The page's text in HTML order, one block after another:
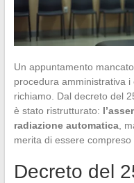
Un appuntamento
procedura amministrativa
richiamo. Dal decreto del
è stato ristrutturato:
radiazione automatica,
merita di essere compreso
Decreto del